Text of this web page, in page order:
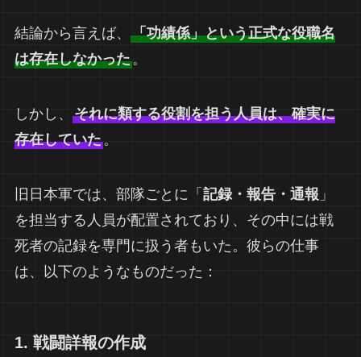
結論から言えば、 「功績係」という正式な役職名
は存在しなかった。
しかし、 それに類する役割を担う人員は、確実に
存在していた。
旧日本軍では、部隊ごとに「 記録・報告・通報 」
を担当する人員が配置されており、その中には戦
死者の記録を専門に扱う者もいた。彼らの仕事
は、以下のようなものだった：
1. 戦闘詳報の作成